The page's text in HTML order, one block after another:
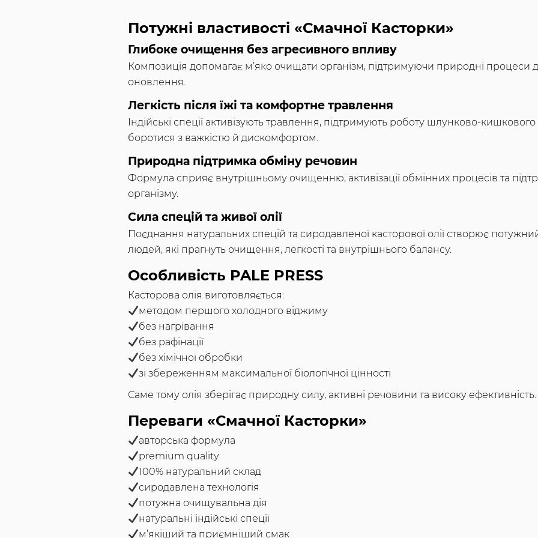
Потужні властивості «Смачної Касторки»
Глибоке очищення без агресивного впливу
Композиція допомагає м’яко очищати організм, підтримуючи природні процеси
оновлення.
Легкість після їжі та комфортне травлення
Індійські спеції активізують травлення, підтримують роботу шлунково-
боротися з важкістю й дискомфортом.
Природна підтримка обміну речовин
Формула сприяє внутрішньому очищенню, активізації обмінних процесів та
організму.
Сила спецій та живої олії
Поєднання натуральних спецій та сиродавленої касторової олії створює
людей, які прагнуть очищення, легкості та внутрішнього балансу.
Особливість PALE PRESS
Касторова олія виготовляється:
методом першого холодного віджиму
без нагрівання
без рафінації
без хімічної обробки
зі збереженням максимальної біологічної цінності
Саме тому олія зберігає природну силу, активні речовини та високу ефективність.
Переваги «Смачної Касторки»
авторська формула
premium quality
100% натуральний склад
сиродавлена технологія
потужна очищувальна дія
натуральні індійські спеції
м’якіший та приємніший смак